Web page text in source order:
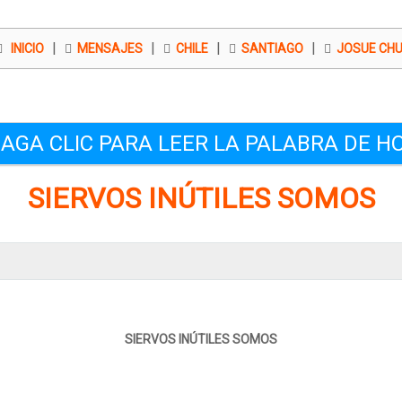
INICIO | MENSAJES | CHILE | SANTIAGO | JOSUE
CLIC PARA LEER LA PALABRA DE
SIERVOS INÚTILES SOMOS
SIERVOS INÚTILES SOMOS